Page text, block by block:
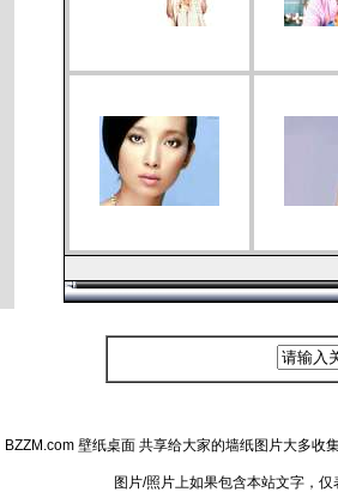
BZZM.com 壁纸桌面 共享给大家的墙纸图片大多
图片/照片上如果包含本站文字，